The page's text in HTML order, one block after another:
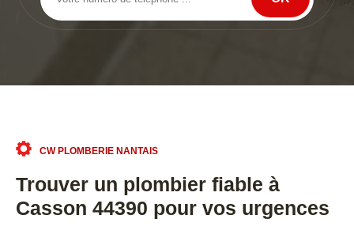
CW PLOMBERIE NANTAIS
Trouver un plombier fiable à
Casson 44390 pour vos urgences